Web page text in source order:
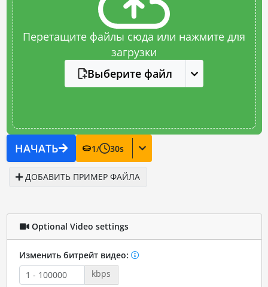
Перетащите файлы сюда или нажмите для
загрузки
Выберите файл
НАЧАТЬ 1/ 30s
ДОБАВИТЬ ПРИМЕР ФАЙЛА
Optional Video settings
Изменить битрейт видео:
kbps